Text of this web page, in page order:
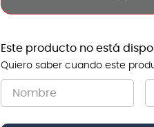
Este producto no está
Quiero saber cuando este